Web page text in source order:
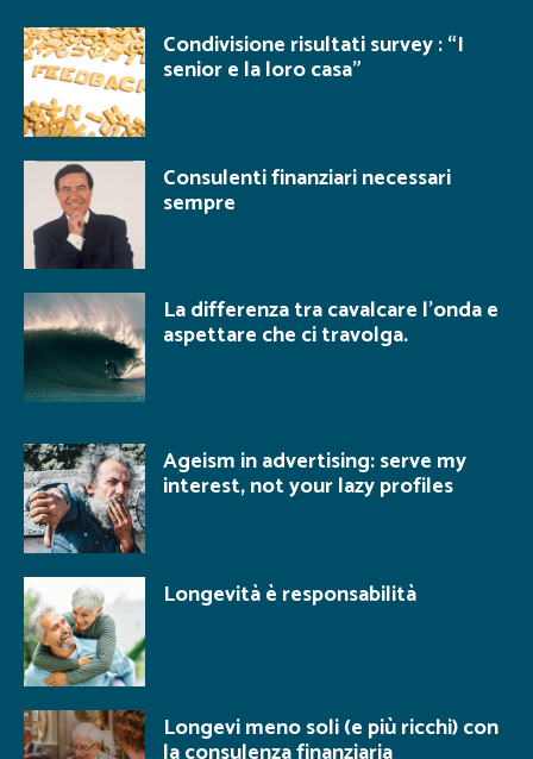
Condivisione risultati survey : “I
senior e la loro casa”
Consulenti finanziari necessari
sempre
La differenza tra cavalcare l’onda e
aspettare che ci travolga.
Ageism in advertising: serve my
interest, not your lazy profiles
Longevità è responsabilità
Longevi meno soli (e più ricchi) con